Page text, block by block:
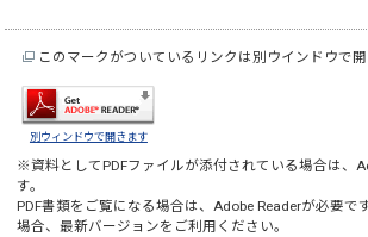
このマークがついているリンクは別ウインドウで
別ウィンドウで開きます
※資料としてPDFファイルが添付されている場合は、
す。
PDF書類をご覧になる場合は、Adobe Readerが必要で
場合、最新バージョンをご利用ください。